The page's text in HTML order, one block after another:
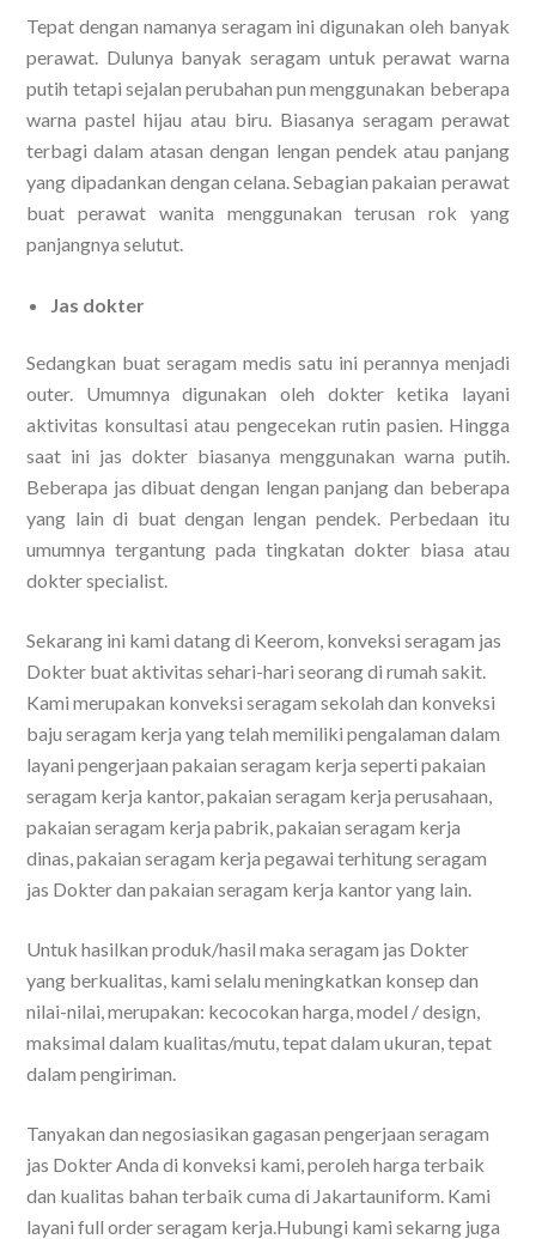
Tepat dengan namanya seragam ini digunakan oleh banyak
perawat. Dulunya banyak seragam untuk perawat warna
putih tetapi sejalan perubahan pun menggunakan beberapa
warna pastel hijau atau biru. Biasanya seragam perawat
terbagi dalam atasan dengan lengan pendek atau panjang
yang dipadankan dengan celana. Sebagian pakaian perawat
buat perawat wanita menggunakan terusan rok yang
panjangnya selutut.
Jas dokter
Sedangkan buat seragam medis satu ini perannya menjadi
outer. Umumnya digunakan oleh dokter ketika layani
aktivitas konsultasi atau pengecekan rutin pasien. Hingga
saat ini jas dokter biasanya menggunakan warna putih.
Beberapa jas dibuat dengan lengan panjang dan beberapa
yang lain di buat dengan lengan pendek. Perbedaan itu
umumnya tergantung pada tingkatan dokter biasa atau
dokter specialist.
Sekarang ini kami datang di Keerom, konveksi seragam jas
Dokter buat aktivitas sehari-hari seorang di rumah sakit.
Kami merupakan konveksi seragam sekolah dan konveksi
baju seragam kerja yang telah memiliki pengalaman dalam
layani pengerjaan pakaian seragam kerja seperti pakaian
seragam kerja kantor, pakaian seragam kerja perusahaan,
pakaian seragam kerja pabrik, pakaian seragam kerja
dinas, pakaian seragam kerja pegawai terhitung seragam
jas Dokter dan pakaian seragam kerja kantor yang lain.
Untuk hasilkan produk/hasil maka seragam jas Dokter
yang berkualitas, kami selalu meningkatkan konsep dan
nilai-nilai, merupakan: kecocokan harga, model / design,
maksimal dalam kualitas/mutu, tepat dalam ukuran, tepat
dalam pengiriman.
Tanyakan dan negosiasikan gagasan pengerjaan seragam
jas Dokter Anda di konveksi kami, peroleh harga terbaik
dan kualitas bahan terbaik cuma di Jakartauniform. Kami
layani full order seragam kerja.Hubungi kami sekarng juga